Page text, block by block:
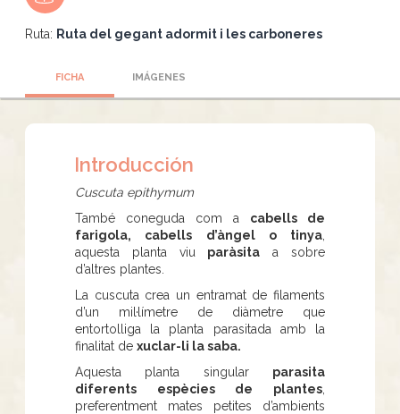
Ruta: Ruta del gegant adormit i les carboneres
FICHA IMÁGENES
Introducción
Cuscuta epithymum
També coneguda com a cabells de
farigola, cabells d’àngel o tinya
aquesta planta viu paràsita a sobre
d’altres plantes.
La cuscuta crea un entramat de filaments
d’un mil·límetre de diàmetre que
entortolliga la planta parasitada amb la
finalitat de xuclar-li la saba.
Aquesta planta singular parasita
diferents espècies de plantes
preferentment mates petites d’ambients